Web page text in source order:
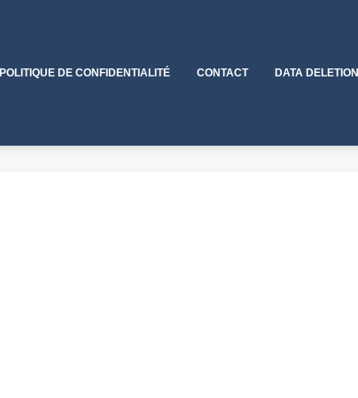
POLITIQUE DE CONFIDENTIALITÉ CONTACT DATA DELETION